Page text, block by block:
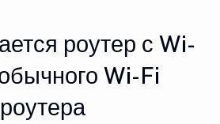
роутер с Wi-
Wi-Fi
роутера